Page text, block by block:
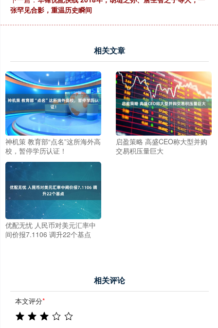
张罕见合影，重温历史瞬间
相关文章
神机策 教育部“点名”这所海外高
校，暂停学历认证！
启盈策略 高盛CEO称大型并购
交易积压量巨大
优配无忧 人民币对美元汇率中
间价报7.1106 调升22个基点
相关评论
本文评分*